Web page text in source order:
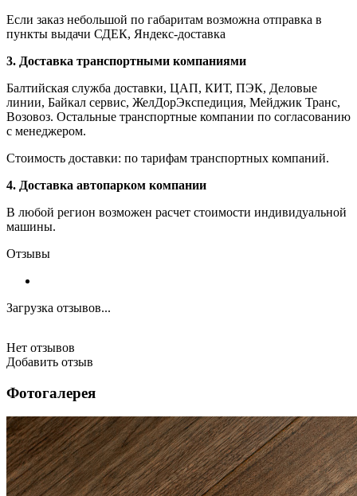
Если заказ небольшой по габаритам возможна отправка в
пункты выдачи СДЕК, Яндекс-доставка
3. Доставка транспортными компаниями
Балтийская служба доставки, ЦАП, КИТ, ПЭК, Деловые
линии, Байкал сервис, ЖелДорЭкспедиция, Мейджик Транс,
Возовоз. Остальные транспортные компании по согласованию
с менеджером.
Стоимость доставки: по тарифам транспортных компаний.
4. Доставка автопарком компании
В любой регион возможен расчет стоимости индивидуальной
машины.
Отзывы
Загрузка отзывов...
Нет отзывов
Добавить отзыв
Фотогалерея